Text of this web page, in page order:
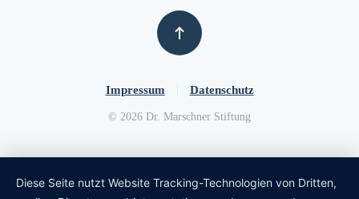
Impressum Datenschutz
© 2026 Dr. Marschner Stiftung
Diese Seite nutzt Website Tracking-Technologien von Dritten,